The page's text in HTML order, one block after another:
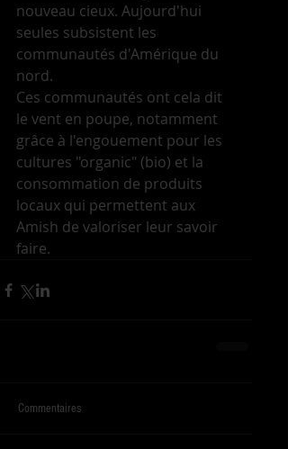
nouveau cieux. Aujourd'hui
seules subsistent les
communautés d'Amérique du
nord.
Ces communautés ont cela dit
le vent en poupe, notamment
grâce à l'engouement pour les
cultures "organic" (bio) et la
consommation de produits
locaux qui permettent aux
Amish de valoriser leur savoir
faire.
Commentaires